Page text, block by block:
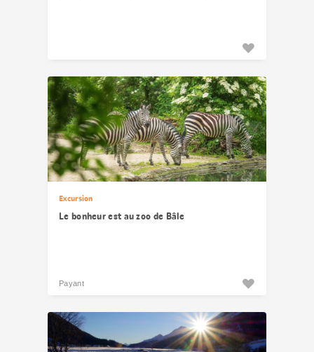
Excursion
Le bonheur est au zoo de Bâle
Payant